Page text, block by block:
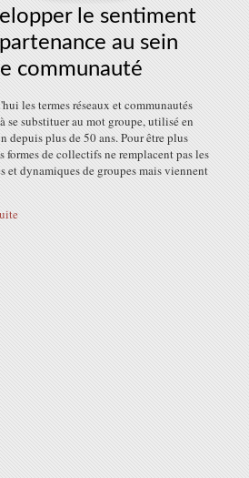
le sentiment
au sein
communauté
les termes réseaux et communautés
se substituer au mot groupe, utilisé en
depuis plus de 50 ans. Pour être plus
formes de collectifs ne remplacent pas les
et dynamiques de groupes mais viennent